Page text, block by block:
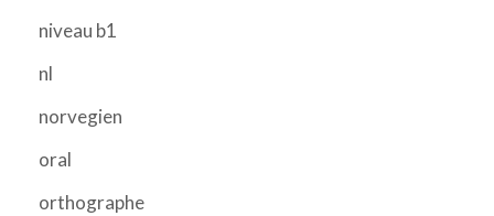
niveau b1
nl
norvegien
oral
orthographe